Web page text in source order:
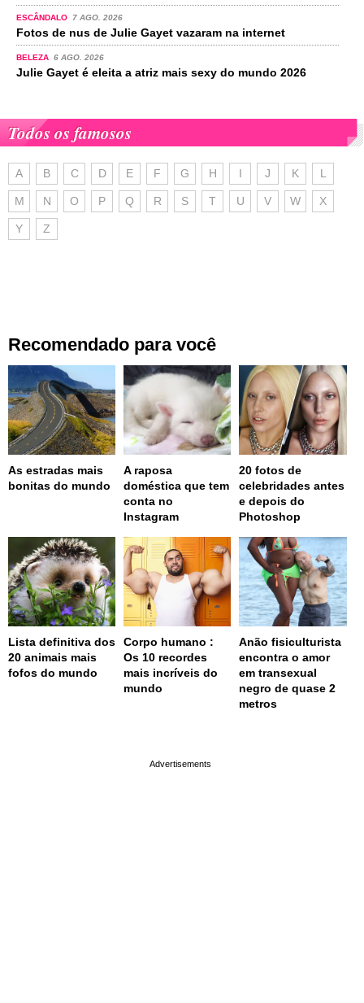
ESCÂNDALO 7 AGO. 2026
Fotos de nus de Julie Gayet vazaram na internet
BELEZA 6 AGO. 2026
Julie Gayet é eleita a atriz mais sexy do mundo 2026
Todos os famosos
A B C D E F G H I J K L
M N O P Q R S T U V W X
Y Z
Recomendado para você
As estradas mais
bonitas do mundo
A raposa
doméstica que tem
conta no
Instagram
20 fotos de
celebridades antes
e depois do
Photoshop
Lista definitiva dos
20 animais mais
fofos do mundo
Corpo humano :
Os 10 recordes
mais incríveis do
mundo
Anão fisiculturista
encontra o amor
em transexual
negro de quase 2
metros